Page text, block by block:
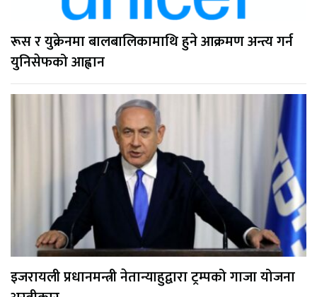
रूस र युक्रेनमा बालबालिकामाथि हुने आक्रमण अन्त्य गर्न
युनिसेफको आह्वान
इजरायली प्रधानमन्त्री नेतान्याहुद्वारा ट्रम्पको गाजा योजना